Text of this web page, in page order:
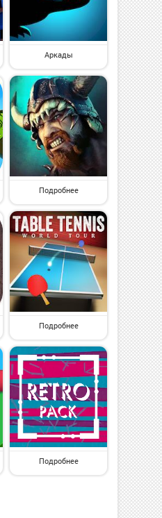
Аркады
Подробнее
Подробнее
Подробнее